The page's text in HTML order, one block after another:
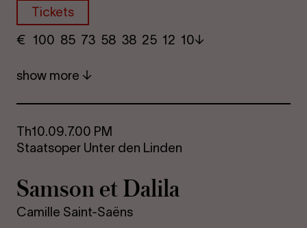
Tickets
€ ​ 100 85 73​ 58 38 25​ 12 10
show more
Th10.09.7.00 PM
Staatsoper Unter den Linden
Sam­son et Da­lila
Camille Saint-Saëns